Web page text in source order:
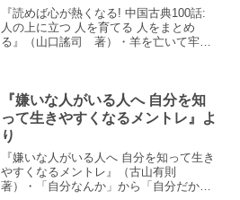
『読めば心が熱くなる! 中国古典100話:
人の上に立つ 人を育てる 人をまとめ
る』（山口謠司 著）・羊を亡いて牢を
忘れてはいけないこ...
『嫌いな人がいる人へ 自分を知
って生きやすくなるメントレ』よ
り
『嫌いな人がいる人へ 自分を知って生き
やすくなるメントレ』（古山有則
著）・「自分なんか」から「自分だか